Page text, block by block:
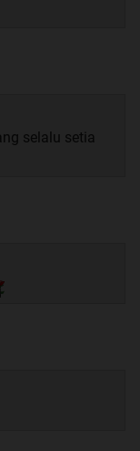
selalu setia